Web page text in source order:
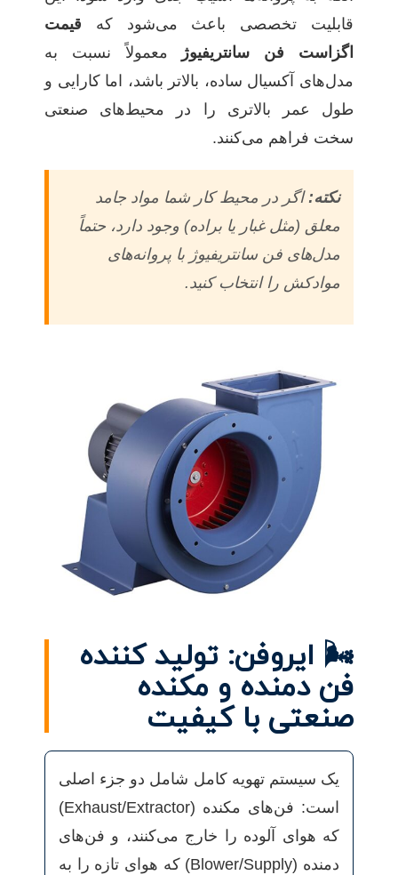
قابلیت تخصصی باعث می‌شود که قیمت
اگزاست فن سانتریفیوژ
معمولاً نسبت به
مدل‌های آکسیال ساده، بالاتر باشد، اما کارایی و
طول عمر بالاتری را در محیط‌های صنعتی
سخت فراهم می‌کنند.
نکته: اگر در محیط کار شما مواد جامد
معلق (مثل غبار یا براده) وجود دارد، حتماً
مدل‌های فن سانتریفیوژ با پروانه‌های
موادکش را انتخاب کنید.
🌬️ ایروفن: تولید کننده
فن دمنده و مکنده
صنعتی با کیفیت
یک سیستم تهویه کامل شامل دو جزء اصلی
است: فن‌های مکنده (Exhaust/Extractor)
که هوای آلوده را خارج می‌کنند، و فن‌های
دمنده (Blower/Supply) که هوای تازه را به